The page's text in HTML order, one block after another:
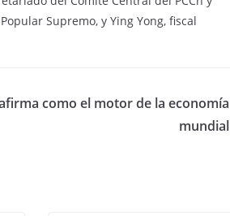
Supremo, y Ying Yong, fiscal
como el motor de la economía
mundial